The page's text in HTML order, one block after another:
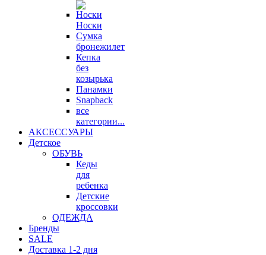
Носки
Сумка
бронежилет
Кепка
без
козырька
Панамки
Snapback
все
категории...
АКСЕССУАРЫ
Детское
ОБУВЬ
Кеды
для
ребенка
Детские
кроссовки
ОДЕЖДА
Бренды
SALE
Доставка 1-2 дня